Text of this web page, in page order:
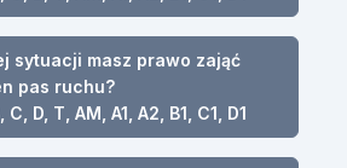
sytuacji masz prawo zająć
pas ruchu?
D, T, AM, A1, A2, B1, C1, D1